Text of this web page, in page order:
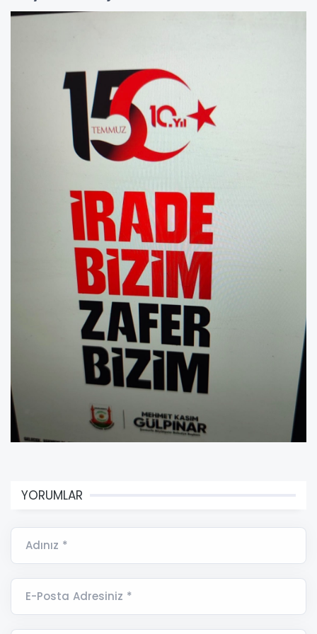
YORUMLAR
Adınız *
E-Posta Adresiniz *